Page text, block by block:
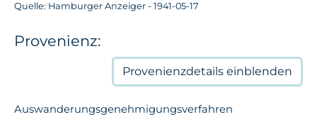
Quelle: Hamburger Anzeiger - 1941-05-17
Provenienz:
Provenienzdetails einblenden
Auswanderungsgenehmigungsverfahren